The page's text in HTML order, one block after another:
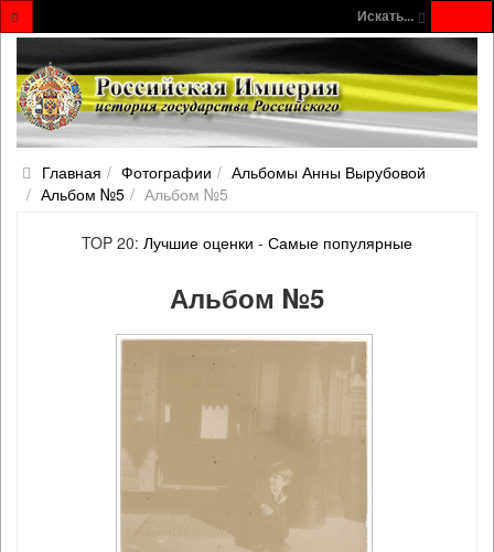
Искать...
Главная Фотографии
Альбомы Анны Вырубовой
Альбом №5
Альбом №5
TOP 20: Лучшие оценки - Самые популярные
Альбом №5